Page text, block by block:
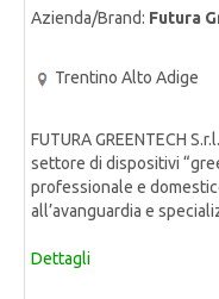
Azienda/Brand: Futura
Trentino Alto Adige
FUTURA GREENTECH
settore di dispositivi
professionale e
all’avanguardia e
Dettagli